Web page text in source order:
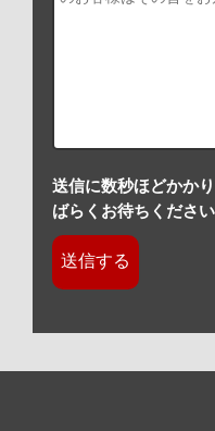
送信に数秒ほどかか
ばらくお待ちください